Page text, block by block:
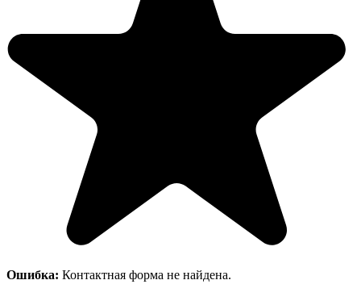
Ошибка: Контактная форма не найдена.